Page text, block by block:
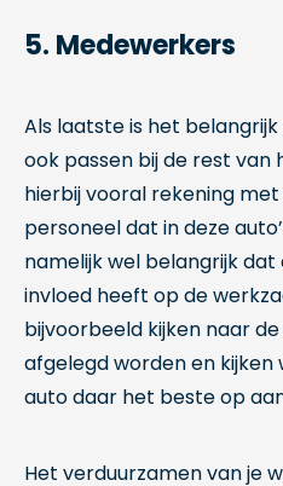
5. Medewerkers
Als laatste is het
ook passen bij de rest van
hierbij vooral rekening
personeel dat in deze
namelijk wel belangrijk
invloed heeft op de
bijvoorbeeld kijken naar
afgelegd worden en
auto daar het beste op
Het verduurzamen van je